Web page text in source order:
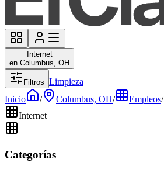
Internet
en Columbus, OH
Filtros Limpieza
Inicio
/ Columbus, OH/ Empleos/
Internet
Categorías